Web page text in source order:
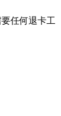
任何退卡工